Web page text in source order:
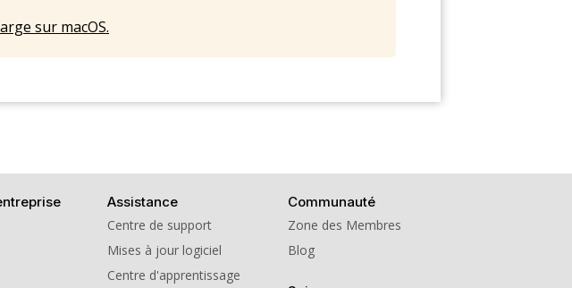
sur macOS.
Assistance
Centre de support
Mises à jour logiciel
Centre d'apprentissage
Communauté
Zone des Membres
Blog